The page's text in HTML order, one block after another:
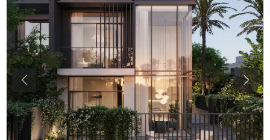
Previous Next